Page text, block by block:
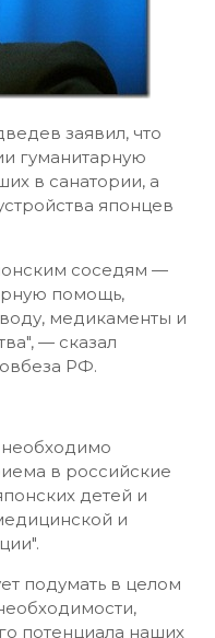
заявил, что
гуманитарную
в санатории, а
японцев
соседям —
помощь,
медикаменты и
— сказал
РФ.
в российские
детей и
и
подумать в целом
потенциала наших